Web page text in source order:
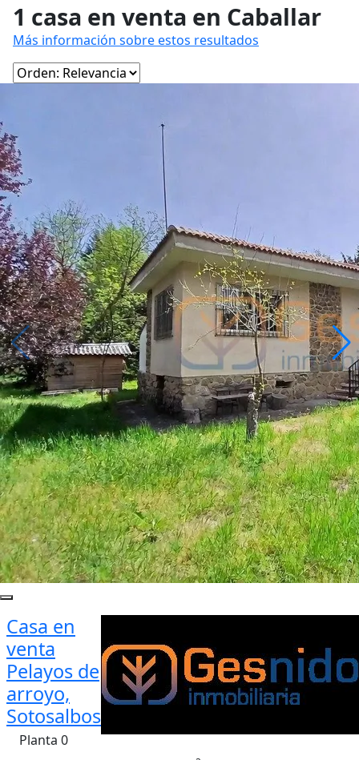
1 casa en venta en Caballar
Más información sobre estos resultados
Casa en
venta
Pelayos de
arroyo,
Sotosalbos
Planta 0